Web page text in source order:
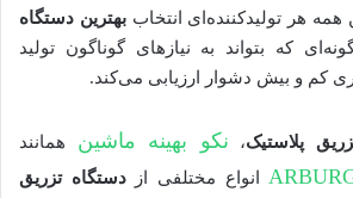
همه هر تولیدکننده‌ای انتخاببهترین دستگاه
که بتواند به نیازهای گوناگون تولید
کم و بیش دشوار ارزیابی می‌کند.
پلاستیک، نکو بهینه ماشین همانند
انواع مختلفی ازدستگاه تزریق